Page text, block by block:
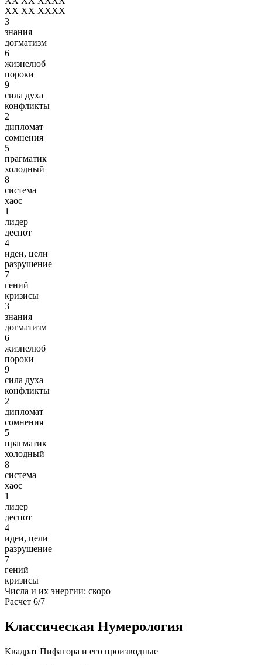
XX XX XXXX
3
знания
догматизм
6
жизнелюб
пороки
9
сила духа
конфликты
2
дипломат
сомнения
5
прагматик
холодный
8
система
хаос
1
лидер
деспот
4
идеи, цели
разрушение
7
гений
кризисы
3
знания
догматизм
6
жизнелюб
пороки
9
сила духа
конфликты
2
дипломат
сомнения
5
прагматик
холодный
8
система
хаос
1
лидер
деспот
4
идеи, цели
разрушение
7
гений
кризисы
Числа и их энергии: скоро
Расчет 6/7
Классическая Нумерология
Квадрат Пифагора и его производные